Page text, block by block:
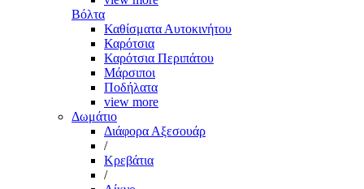
Βόλτα
Καθίσματα Αυτοκινήτου
Καρότσια
Καρότσια Περιπάτου
Μάρσιποι
Ποδήλατα
view more
Δωμάτιο
Διάφορα Αξεσουάρ
/
Κρεβάτια
/